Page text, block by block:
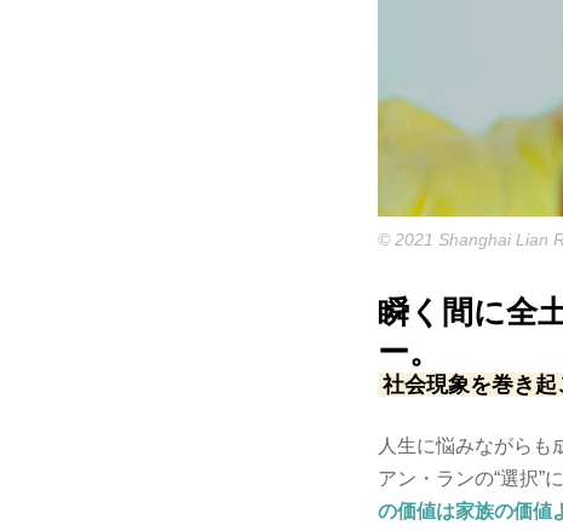
© 2021 Shanghai Lian
瞬く間に全
ー。
社会現象を巻き
人生に悩みながらも
アン・ランの“選択”
の価値は家族の価値